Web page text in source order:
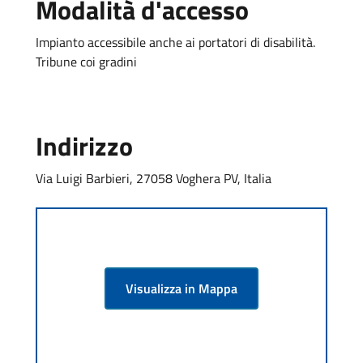
Modalità d'accesso
Impianto accessibile anche ai portatori di disabilità.
Tribune coi gradini
Indirizzo
Via Luigi Barbieri, 27058 Voghera PV, Italia
Visualizza in Mappa